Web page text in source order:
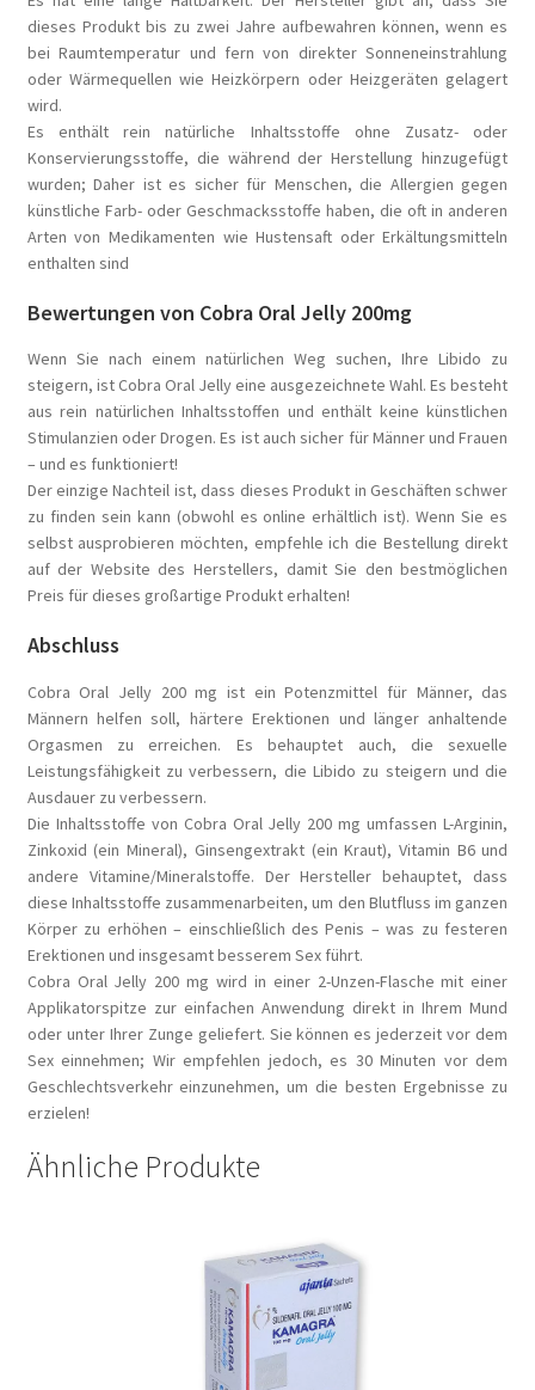
dieses Produkt bis zu zwei Jahre aufbewahren können, wenn es
bei Raumtemperatur und fern von direkter Sonneneinstrahlung
oder Wärmequellen wie Heizkörpern oder Heizgeräten gelagert
wird.
Es enthält rein natürliche Inhaltsstoffe ohne Zusatz- oder
Konservierungsstoffe, die während der Herstellung hinzugefügt
wurden; Daher ist es sicher für Menschen, die Allergien gegen
künstliche Farb- oder Geschmacksstoffe haben, die oft in anderen
Arten von Medikamenten wie Hustensaft oder Erkältungsmitteln
enthalten sind
Bewertungen von Cobra Oral Jelly 200mg
Wenn Sie nach einem natürlichen Weg suchen, Ihre Libido zu
steigern, ist Cobra Oral Jelly eine ausgezeichnete Wahl. Es besteht
aus rein natürlichen Inhaltsstoffen und enthält keine künstlichen
Stimulanzien oder Drogen. Es ist auch sicher für Männer und Frauen
– und es funktioniert!
Der einzige Nachteil ist, dass dieses Produkt in Geschäften schwer
zu finden sein kann (obwohl es online erhältlich ist). Wenn Sie es
selbst ausprobieren möchten, empfehle ich die Bestellung direkt
auf der Website des Herstellers, damit Sie den bestmöglichen
Preis für dieses großartige Produkt erhalten!
Abschluss
Cobra Oral Jelly 200 mg ist ein Potenzmittel für Männer, das
Männern helfen soll, härtere Erektionen und länger anhaltende
Orgasmen zu erreichen. Es behauptet auch, die sexuelle
Leistungsfähigkeit zu verbessern, die Libido zu steigern und die
Ausdauer zu verbessern.
Die Inhaltsstoffe von Cobra Oral Jelly 200 mg umfassen L-Arginin,
Zinkoxid (ein Mineral), Ginsengextrakt (ein Kraut), Vitamin B6 und
andere Vitamine/Mineralstoffe. Der Hersteller behauptet, dass
diese Inhaltsstoffe zusammenarbeiten, um den Blutfluss im ganzen
Körper zu erhöhen – einschließlich des Penis – was zu festeren
Erektionen und insgesamt besserem Sex führt.
Cobra Oral Jelly 200 mg wird in einer 2-Unzen-Flasche mit einer
Applikatorspitze zur einfachen Anwendung direkt in Ihrem Mund
oder unter Ihrer Zunge geliefert. Sie können es jederzeit vor dem
Sex einnehmen; Wir empfehlen jedoch, es 30 Minuten vor dem
Geschlechtsverkehr einzunehmen, um die besten Ergebnisse zu
erzielen!
Ähnliche Produkte